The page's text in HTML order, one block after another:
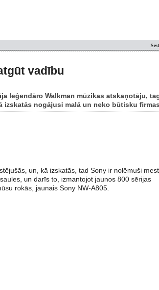
vadību
leģendāro Walkman mūzikas atskaņotāju,
izskatās nogājusi malā un neko būtisku
un, kā izskatās, tad Sony ir nolēmuši
un darīs to, izmantojot jaunos 800 sērijas
rokās, jaunais Sony NW-A805.